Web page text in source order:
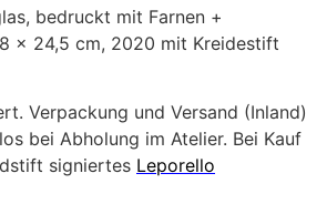
bedruckt mit Farnen +
x 24,5 cm, 2020 mit Kreidestift
Verpackung und Versand (Inland)
bei Abholung im Atelier. Bei Kauf
signiertes Leporello